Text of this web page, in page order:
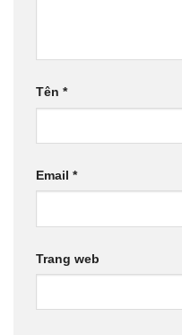
Tên *
Email *
Trang web